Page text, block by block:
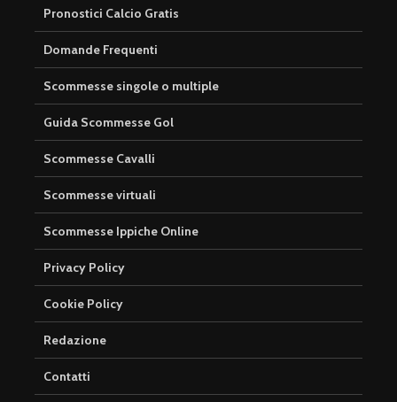
Pronostici Calcio Gratis
Domande Frequenti
Scommesse singole o multiple
Guida Scommesse Gol
Scommesse Cavalli
Scommesse virtuali
Scommesse Ippiche Online
Privacy Policy
Cookie Policy
Redazione
Contatti